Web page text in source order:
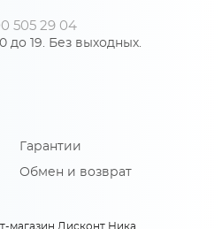
Столица мебели
505 29 04
до 19. Без выходных.
Гарантии
Обмен и возврат
магазин Дисконт Ника